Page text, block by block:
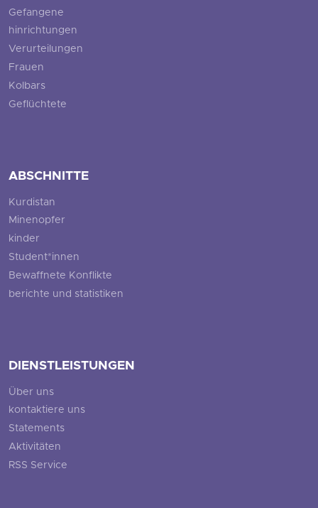
Gefangene
hinrichtungen
Verurteilungen
Frauen
Kolbars
Geflüchtete
ABSCHNITTE
Kurdistan
Minenopfer
kinder
Student*innen
Bewaffnete Konflikte
berichte und statistiken
DIENSTLEISTUNGEN
Über uns
kontaktiere uns
Statements
Aktivitäten
RSS Service